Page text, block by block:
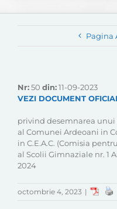
Pagina
Nr:50 din:11-09-2023
VEZI DOCUMENT
privind desemnarea
al Comunei Ardeoani in
in C.E.A.C. (Comisia
al Scolii Gimnaziale nr. 1
2024
octombrie 4, 2023 |